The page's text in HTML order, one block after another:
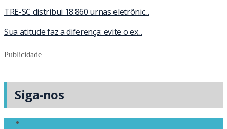
TRE-SC distribui 18.860 urnas eletrônic...
Sua atitude faz a diferença: evite o ex...
Publicidade
Siga-nos